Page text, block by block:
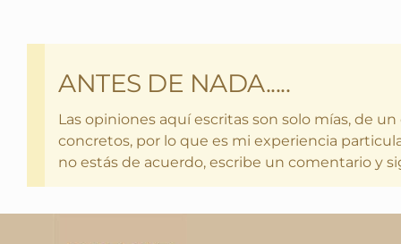
ANTES DE NADA.....
Las opiniones aquí escritas son solo mías, de
concretos, por lo que es mi experiencia
no estás de acuerdo, escribe un comentario y